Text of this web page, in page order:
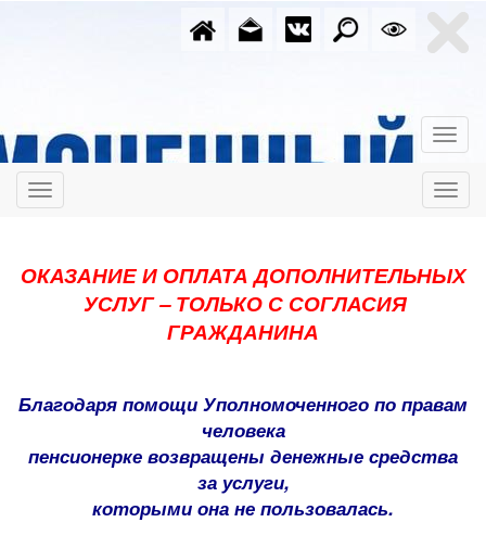
ОКАЗАНИЕ И ОПЛАТА ДОПОЛНИТЕЛЬНЫХ
УСЛУГ –ТОЛЬКО С СОГЛАСИЯ
ГРАЖДАНИНА
Благодаря помощи Уполномоченного по правам
человека
пенсионерке возвращены денежные средства
за услуги,
которыми она не пользовалась.